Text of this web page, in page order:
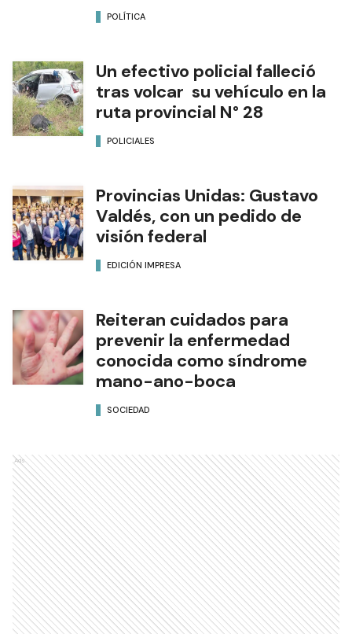
POLÍTICA
Un efectivo policial falleció
tras volcar su vehículo en la
ruta provincial N° 28
POLICIALES
Provincias Unidas: Gustavo
Valdés, con un pedido de
visión federal
EDICIÓN IMPRESA
Reiteran cuidados para
prevenir la enfermedad
conocida como síndrome
mano-ano-boca
SOCIEDAD
Ads